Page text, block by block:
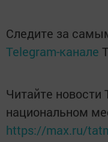
Следите за
Telegram-канале
Читайте новости
национальном
https://max.ru/